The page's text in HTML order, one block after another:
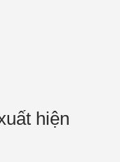
hiện